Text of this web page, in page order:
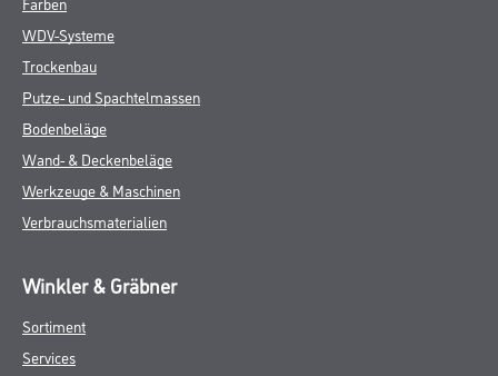
WDV-Systeme
Trockenbau
Putze- und Spachtelmassen
Bodenbeläge
Wand- & Deckenbeläge
Werkzeuge & Maschinen
Verbrauchsmaterialien
Winkler & Gräbner
Sortiment
Services